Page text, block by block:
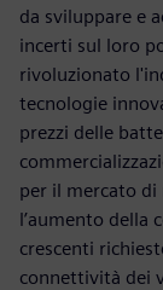
da sviluppare e
incerti sul loro
rivoluzionato
tecnologie
prezzi delle
per il mercato di
l’aumento della
crescenti
connettività dei